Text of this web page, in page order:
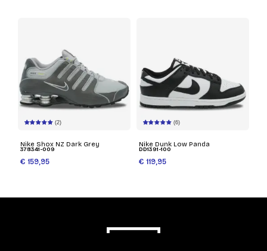
(2)
Nike Shox NZ Dark Grey
378341-009
€ 159,95
(6)
Nike Dunk Low Panda
DD1391-100
€ 119,95